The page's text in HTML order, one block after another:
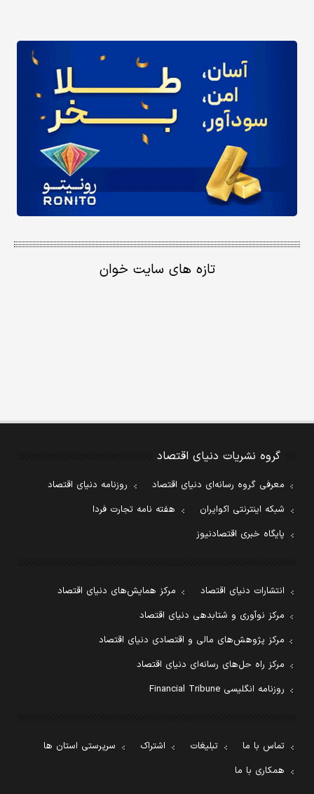
تازه های سایت خوان
گروه نشریات دنیای اقتصاد
معرفی گروه رسانه‌ای دنیای اقتصاد
روزنامه دنیای اقتصاد
شبکه اینترنتی اکوایران
هفته نامه تجارت فردا
پایگاه خبری اقتصادنیوز
انتشارات دنیای اقتصاد
مرکز همایش‌های دنیای اقتصاد
مرکز نوآوری و شتابدهی دنیای اقتصاد
مرکز پژوهش‌های مالی و اقتصادی دنیای اقتصاد
مرکز راه حل‌های رسانه‌ای دنیای اقتصاد
روزنامه انگلیسی Financial Tribune
تماس با ما تبلیغات اشتراک
سرپرستی استان ها
همکاری با ما